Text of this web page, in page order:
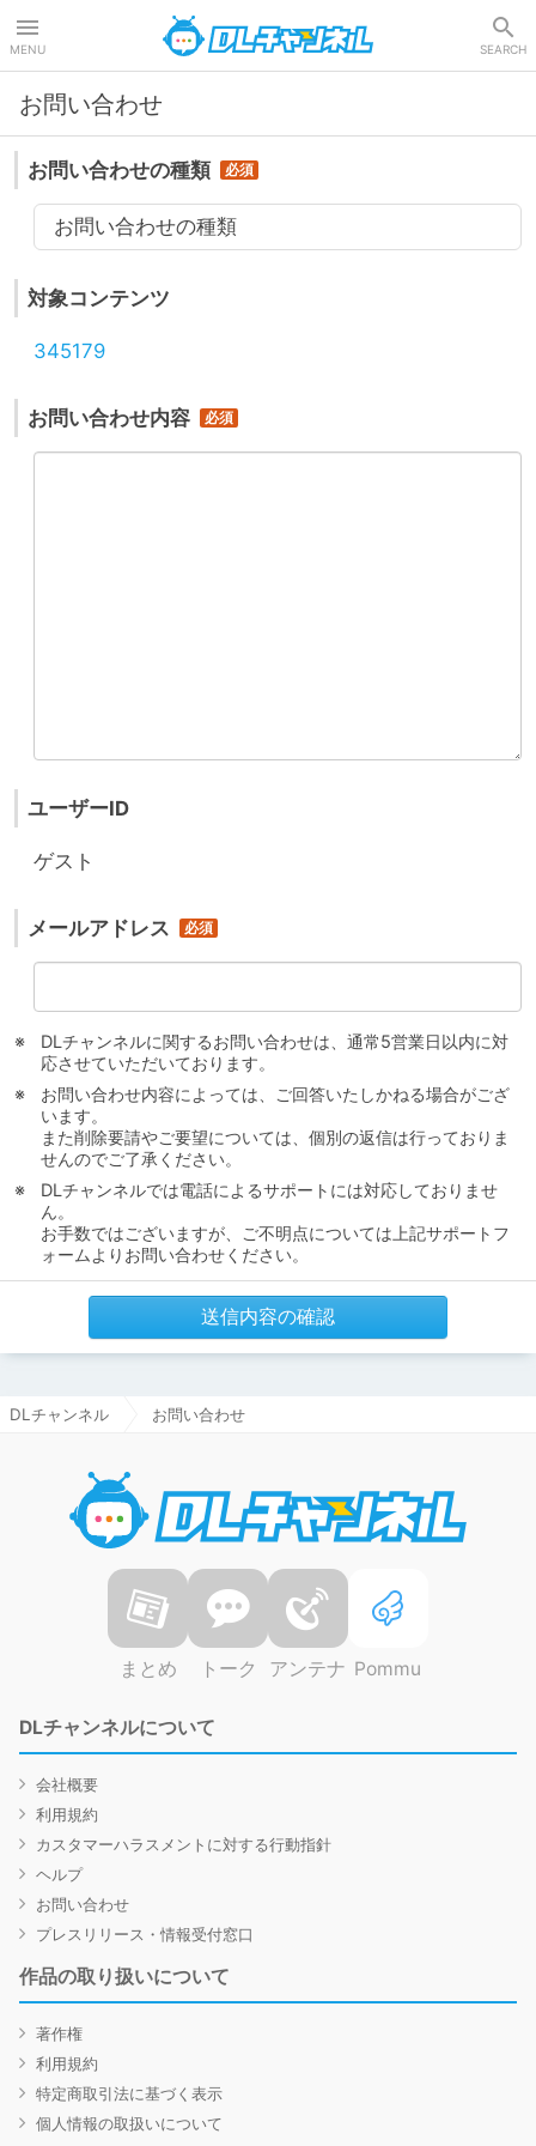
MENU SEARCH
お問い合わせ
お問い合わせの種類
お問い合わせの種類
対象コンテンツ
345179
お問い合わせ内容
ユーザーID
ゲスト
メールアドレス
DLチャンネルに関するお問い合わせは、通常5営業日以内に対
応させていただいております。
お問い合わせ内容によっては、ご回答いたしかねる場合がござ
います。
また削除要請やご要望については、個別の返信は行っておりま
せんのでご了承ください。
DLチャンネルでは電話によるサポートには対応しておりませ
ん。
お手数ではございますが、ご不明点については上記サポートフ
ォームよりお問い合わせください。
送信内容の確認
DLチャンネル お問い合わせ
まとめ トーク アンテナ Pommu
DLチャンネルについて
会社概要
利用規約
カスタマーハラスメントに対する行動指針
ヘルプ
お問い合わせ
プレスリリース・情報受付窓口
作品の取り扱いについて
著作権
利用規約
特定商取引法に基づく表示
個人情報の取扱いについて